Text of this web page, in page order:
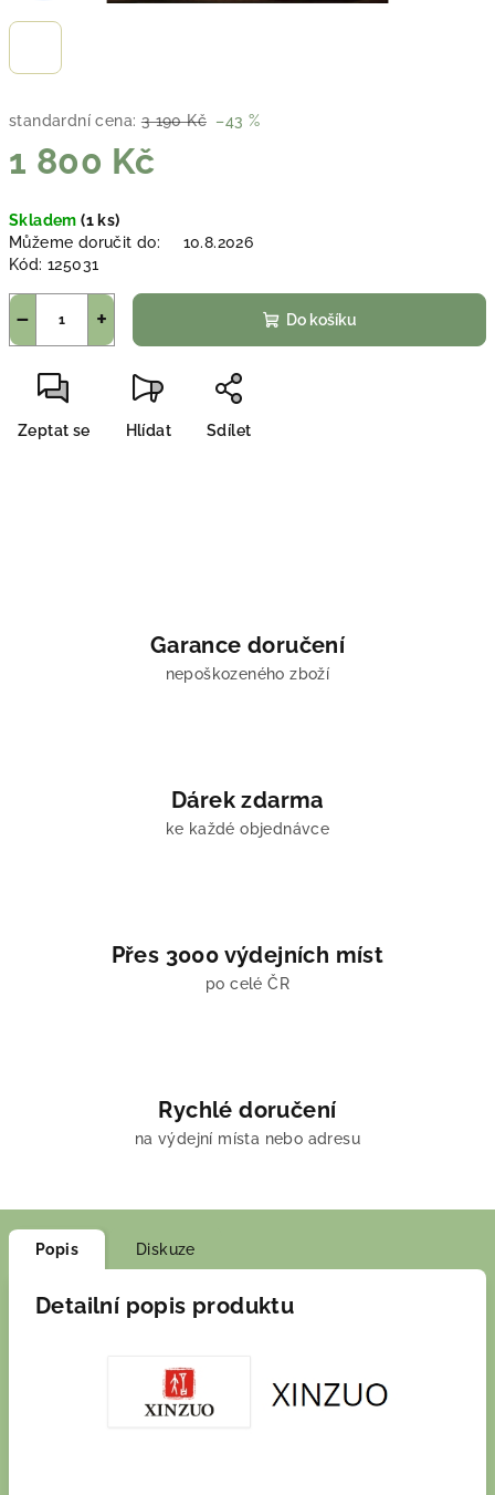
standardní cena: 3 190 Kč –43 %
1 800 Kč
cena:
Skladem(1 ks)
Můžeme doručit do:
10.8.2026
Kód: 125031
+
− Do košíku
Zeptat se Hlídat Sdílet
Garance doručení
nepoškozeného zboží
Dárek zdarma
ke každé objednávce
Přes 3000 výdejních míst
po celé ČR
Rychlé doručení
na výdejní místa nebo adresu
Popis Diskuze
Detailní popis produktu